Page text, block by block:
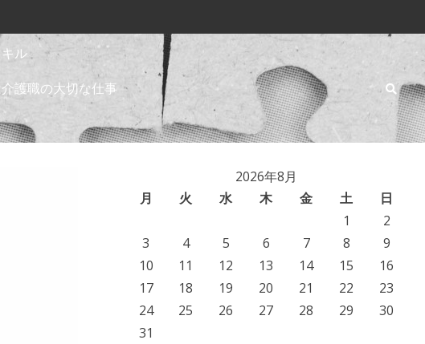
ル
護職の大切な仕事
2026年8月
月
火 水 木 金 土
日
1
2
3
4 5 6 7 8
9
10
11 12 13 14 15
16
17
18 19 20 21 22
23
24
25 26 27 28 29
30
31